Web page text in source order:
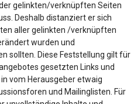
gelinkten/verknüpften Seiten
Deshalb distanziert er sich
aller gelinkten /verknüpften
wurden und
sollten. Diese Feststellung gilt für
gesetzten Links und
vom Herausgeber etwaig
und Mailinglisten. Für